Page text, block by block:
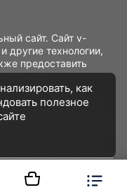
сайт. Сайт v-
другие технологии,
предоставить
повысить
активностей. Если
данные
их использование
как
полезное